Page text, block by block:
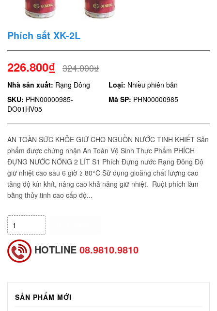
Phích sắt XK-2L
226.800₫ 324.000₫
Nhà sản xuất: Rạng Đông Loại: Nhiều phiên bản
SKU: PHN00000985-
DO01HV05
Mã SP: PHN00000985
AN TOÀN SỨC KHỎE GIỮ CHO NGUỒN NƯỚC TINH KHIẾT Sản
phẩm được chứng nhận An Toàn Vệ Sinh Thực Phẩm PHÍCH
ĐỰNG NƯỚC NÓNG 2 LÍT S1 Phích Đựng nước Rạng Đông Độ
giữ nhiệt cao sau 6 giờ ≥ 80°C Sử dụng gioăng chất lượng cao
tăng độ kín khít, nâng cao khả năng giữ nhiệt. Ruột phích làm
bằng thủy tinh cao cấp độ...
HOTLINE 08.9810.9810
SẢN PHẨM MỚI